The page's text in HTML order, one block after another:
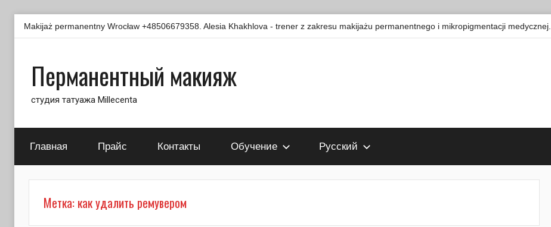
Перейти
Makijaż permanentny Wrocław +48506679358. Alesia Khakhlova - trener z zakresu makijażu permanentnego i mikropigmentacji medycznej.
Перманентный макияж
студия татуажа Millecenta
Главная Прайс Контакты Обучение Русский
Метка: как удалить ремувером